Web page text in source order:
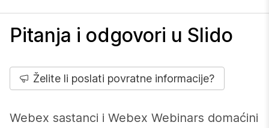
Pitanja i odgovori u Slido
Želite li poslati povratne informacije?
Webex sastanci i Webex Webinars domaćini